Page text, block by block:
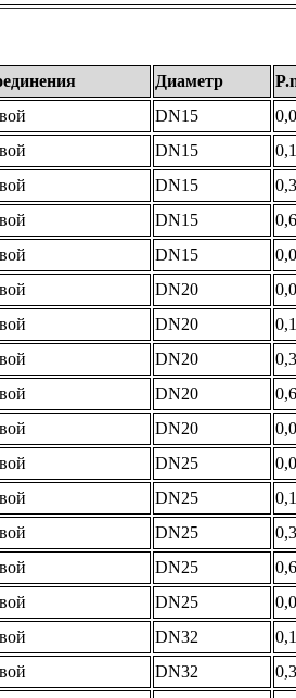
Диаметр
DN15
DN15
DN15
DN15
DN15
DN20
DN20
DN20
DN20
DN20
DN25
DN25
DN25
DN25
DN25
DN32
DN32